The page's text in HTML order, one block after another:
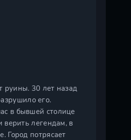
руины. 30 лет назад
его.
в бывшей столице
верить легендам, в
Город потрясает